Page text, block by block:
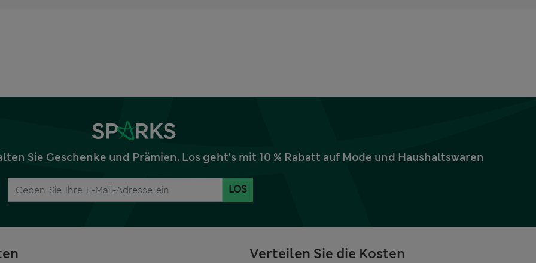
Sie Geschenke und Prämien. Los geht‘s mit 10 % Rabatt auf Mode und Haushaltswaren
LOS
Verteilen Sie die Kosten